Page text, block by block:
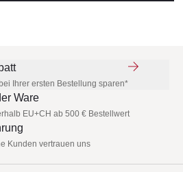
Ihrer ersten Bestellung sparen*
Ware
EU+CH ab 500 € Bestellwert
Kunden vertrauen uns